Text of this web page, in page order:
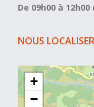
De 09h00 à
NOUS LOCALISER
+
−